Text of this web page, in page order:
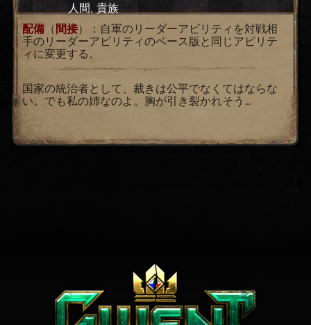
人間, 貴族
配備 （ 間接）：自軍のリーダーアビリティを対戦相
手のリーダーアビリティのベース版と同じアビリテ
ィに変更する。
国家の統治者として、裁きは公平でなくてはならな
い。でも私の姉なのよ。胸が引き裂かれそう…